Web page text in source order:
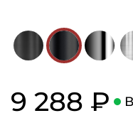
9 288 ₽